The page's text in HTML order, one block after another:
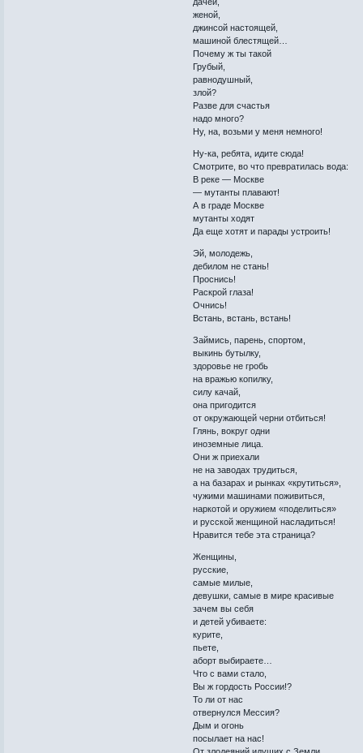
дачей,
женой,
джинсой настоящей,
машиной блестящей…
Почему ж ты такой
Грубый,
равнодушный,
злой?
Разве для счастья
надо много?
Ну, на, возьми у меня немного!
Ну-ка, ребята, идите сюда!
Смотрите, во что превратилась вода:
В реке — Москве
— мутанты плавают!
А в граде Москве
мутанты ходят
Да еще хотят и парады устроить!
Эй, молодежь,
дебилом не стань!
Проснись!
Раскрой глаза!
Очнись!
Встань, встань, встань!
Займись, парень, спортом,
выкинь бутылку,
здоровье не гробь
на вражью копилку,
силу качай,
она пригодится
от окружающей черни отбиться!
Глянь, вокруг одни
иноземные лица.
Они ж приехали
не на заводах трудиться,
а на базарах и рынках «крутиться»,
чужими машинами поживиться,
наркотой и оружием «поделиться»
и русской женщиной насладиться!
Нравится тебе эта страница?
Женщины,
русские,
самые милые,
девушки, самые в мире красивые
зачем вы себя
и детей убиваете:
курите,
пьете,
аборт выбираете…
Что с вами стало,
Вы ж гордость России!?
То ли от нас
отвернулся Мессия?
Дым и огонь
посылает на нас!